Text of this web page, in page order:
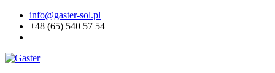
info@gaster-sol.pl
+48 (65) 540 57 54